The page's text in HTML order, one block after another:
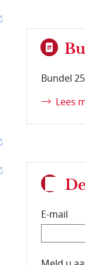
Bundel
Lees
E-mail